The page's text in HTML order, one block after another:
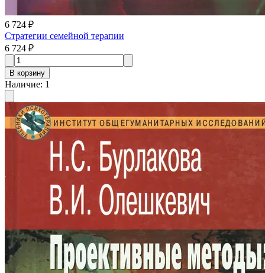
6 724 ₽
Стратегии семейной терапии
6 724 ₽
В корзину
Наличие: 1